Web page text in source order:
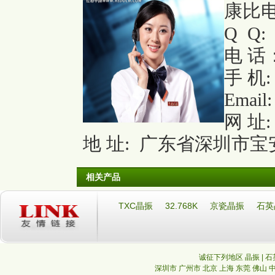
康比
Q Q:
电 话
手 机:
网
地 址: 广东省深圳市宝
相关产品
TXC晶振 32.768K 京瓷晶振 石
诚征下列地区 晶振 |
深圳市 广州市 北京 上海 东莞 佛山